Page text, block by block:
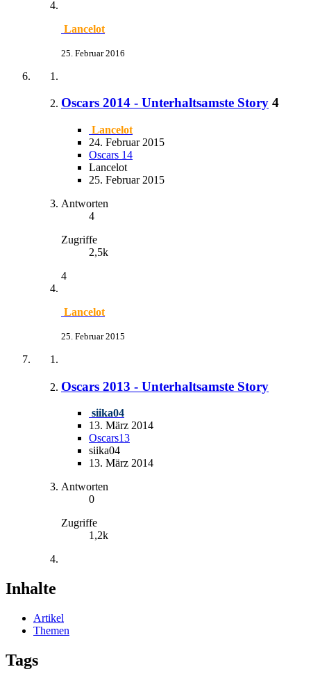
Lancelot
25. Februar 2016
Oscars 2014 - Unterhaltsamste Story 4
Lancelot
24. Februar 2015
Oscars 14
Lancelot
25. Februar 2015
Antworten
4
Zugriffe
2,5k
4
Lancelot
25. Februar 2015
Oscars 2013 - Unterhaltsamste Story
siika04
13. März 2014
Oscars13
siika04
13. März 2014
Antworten
0
Zugriffe
1,2k
Inhalte
Artikel
Themen
Tags